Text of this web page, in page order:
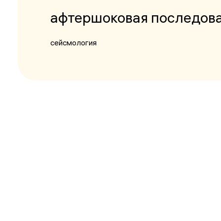
афтершоковая
сейсмология